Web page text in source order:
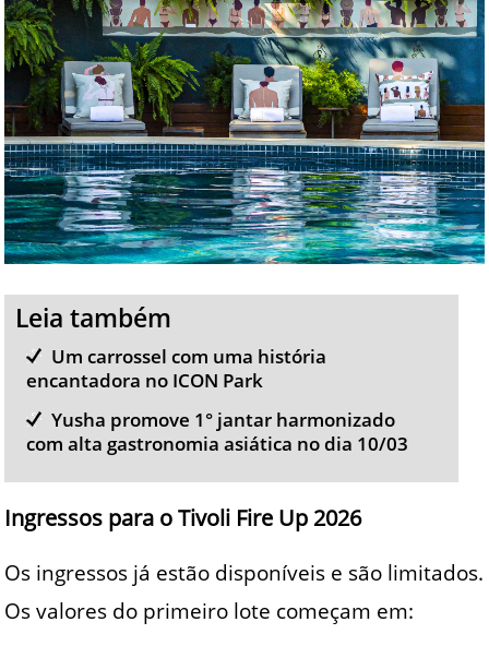
Leia também
Um carrossel com uma história
encantadora no ICON Park
Yusha promove 1° jantar harmonizado
com alta gastronomia asiática no dia 10/03
Ingressos para o Tivoli Fire Up 2026
Os ingressos já estão disponíveis e são limitados.
Os valores do primeiro lote começam em: